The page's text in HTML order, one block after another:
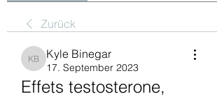
Zurück
Kyle Binegar
Kyle Binegar
17. September 2023
Effets testosterone,